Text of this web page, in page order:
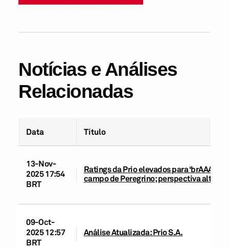
Notícias e Análises
Relacionadas
Data Título
13-Nov-
2025 17:54
BRT
Ratings da Prio elevados para ‘brAAA’
campo de Peregrino; perspectiva
09-Oct-
2025 12:57
BRT
Análise Atualizada: Prio S.A.